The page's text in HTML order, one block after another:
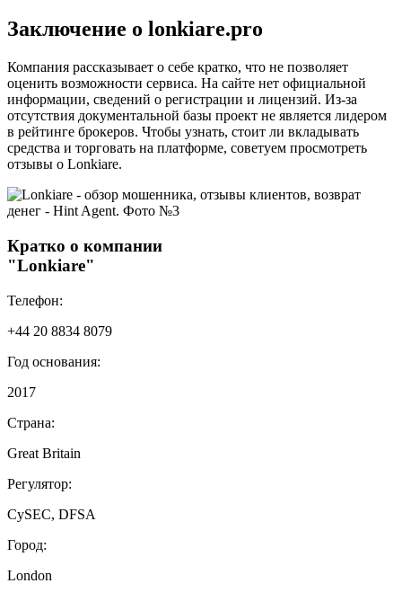
Заключение о lonkiare.pro
Компания рассказывает о себе кратко, что не позволяет
оценить возможности сервиса. На сайте нет официальной
информации, сведений о регистрации и лицензий. Из-за
отсутствия документальной базы проект не является лидером
в рейтинге брокеров. Чтобы узнать, стоит ли вкладывать
средства и торговать на платформе, советуем просмотреть
отзывы о Lonkiare.
Кратко о компании
"Lonkiare"
Телефон:
+44 20 8834 8079
Год основания:
2017
Страна:
Great Britain
Регулятор:
CySEC, DFSA
Город:
London